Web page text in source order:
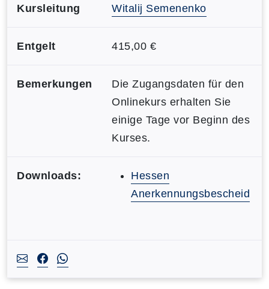
Kursleitung Witalij Semenenko
Entgelt 415,00 €
Bemerkungen
Die Zugangsdaten für den
Onlinekurs erhalten Sie
einige Tage vor Beginn des
Kurses.
Downloads:
Hessen
Anerkennungsbescheid